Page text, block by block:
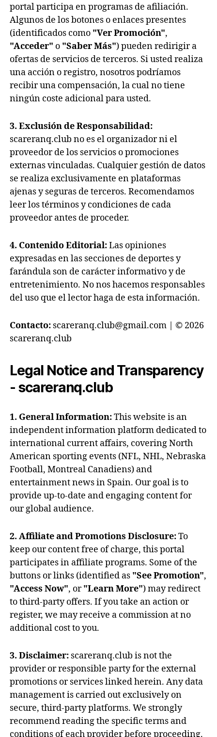
portal participa en programas de afiliación.
Algunos de los botones o enlaces presentes
(identificados como "Ver Promoción",
"Acceder" o "Saber Más") pueden redirigir a
ofertas de servicios de terceros. Si usted realiza
una acción o registro, nosotros podríamos
recibir una compensación, la cual no tiene
ningún coste adicional para usted.
3. Exclusión de Responsabilidad:
scareranq.club no es el organizador ni el
proveedor de los servicios o promociones
externas vinculadas. Cualquier gestión de datos
se realiza exclusivamente en plataformas
ajenas y seguras de terceros. Recomendamos
leer los términos y condiciones de cada
proveedor antes de proceder.
4. Contenido Editorial:Las opiniones
expresadas en las secciones de deportes y
farándula son de carácter informativo y de
entretenimiento. No nos hacemos responsables
del uso que el lector haga de esta información.
Contacto: scareranq.club@gmail.com | © 2026
scareranq.club
Legal Notice and Transparency
- scareranq.club
1. General Information:This website is an
independent information platform dedicated to
international current affairs, covering North
American sporting events (NFL, NHL, Nebraska
Football, Montreal Canadiens) and
entertainment news in Spain. Our goal is to
provide up-to-date and engaging content for
our global audience.
2. Affiliate and Promotions Disclosure:To
keep our content free of charge, this portal
participates in affiliate programs. Some of the
buttons or links (identified as "See Promotion",
"Access Now", or"Learn More") may redirect
to third-party offers. If you take an action or
register, we may receive a commission at no
additional cost to you.
3. Disclaimer: scareranq.club is not the
provider or responsible party for the external
promotions or services linked herein. Any data
management is carried out exclusively on
secure, third-party platforms. We strongly
recommend reading the specific terms and
conditions of each provider before proceeding.